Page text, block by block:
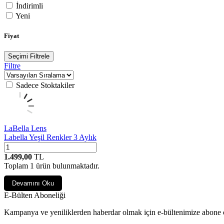
İndirimli
Yeni
Fiyat
Seçimi Filtrele
Filtre
Sadece Stoktakiler
LaBella Lens
Labella Yeşil Renkler 3 Aylık
1.499,00 TL
Toplam 1 ürün bulunmaktadır.
Devamını Oku
E-Bülten Aboneliği
Kampanya ve yeniliklerden haberdar olmak için e-bültenimize abone